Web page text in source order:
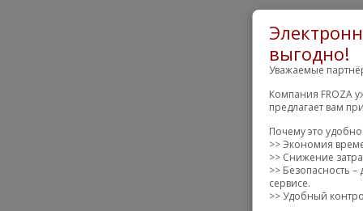
выгодно!
Уважаемые
Компания FROZA
предлагает вам
Почему это
>> Экономия
>> Снижение
>> Безопасность
сервисе.
>> Удобный